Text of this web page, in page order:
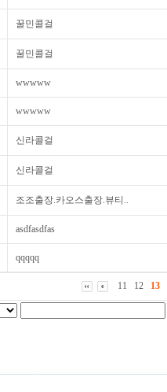
꿀민콜걸
꿀민콜걸
wwwww
wwwww
신라콜걸
신라콜걸
조조출장.카오스출장.뷰티..
asdfasdfas
qqqqq
11 12 13